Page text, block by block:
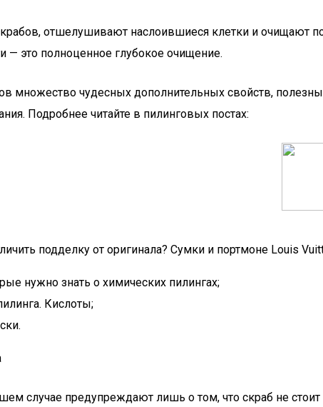
отшелушивают наслоившиеся клетки и очищают
это полноценное глубокое очищение.
множество чудесных дополнительных свойств,
Подробнее читайте в пилинговых постах:
подделку от оригинала? Сумки и портмоне Louis
нужно знать о химических пилингах;
Кислоты;
случае предупреждают лишь о том, что скраб не